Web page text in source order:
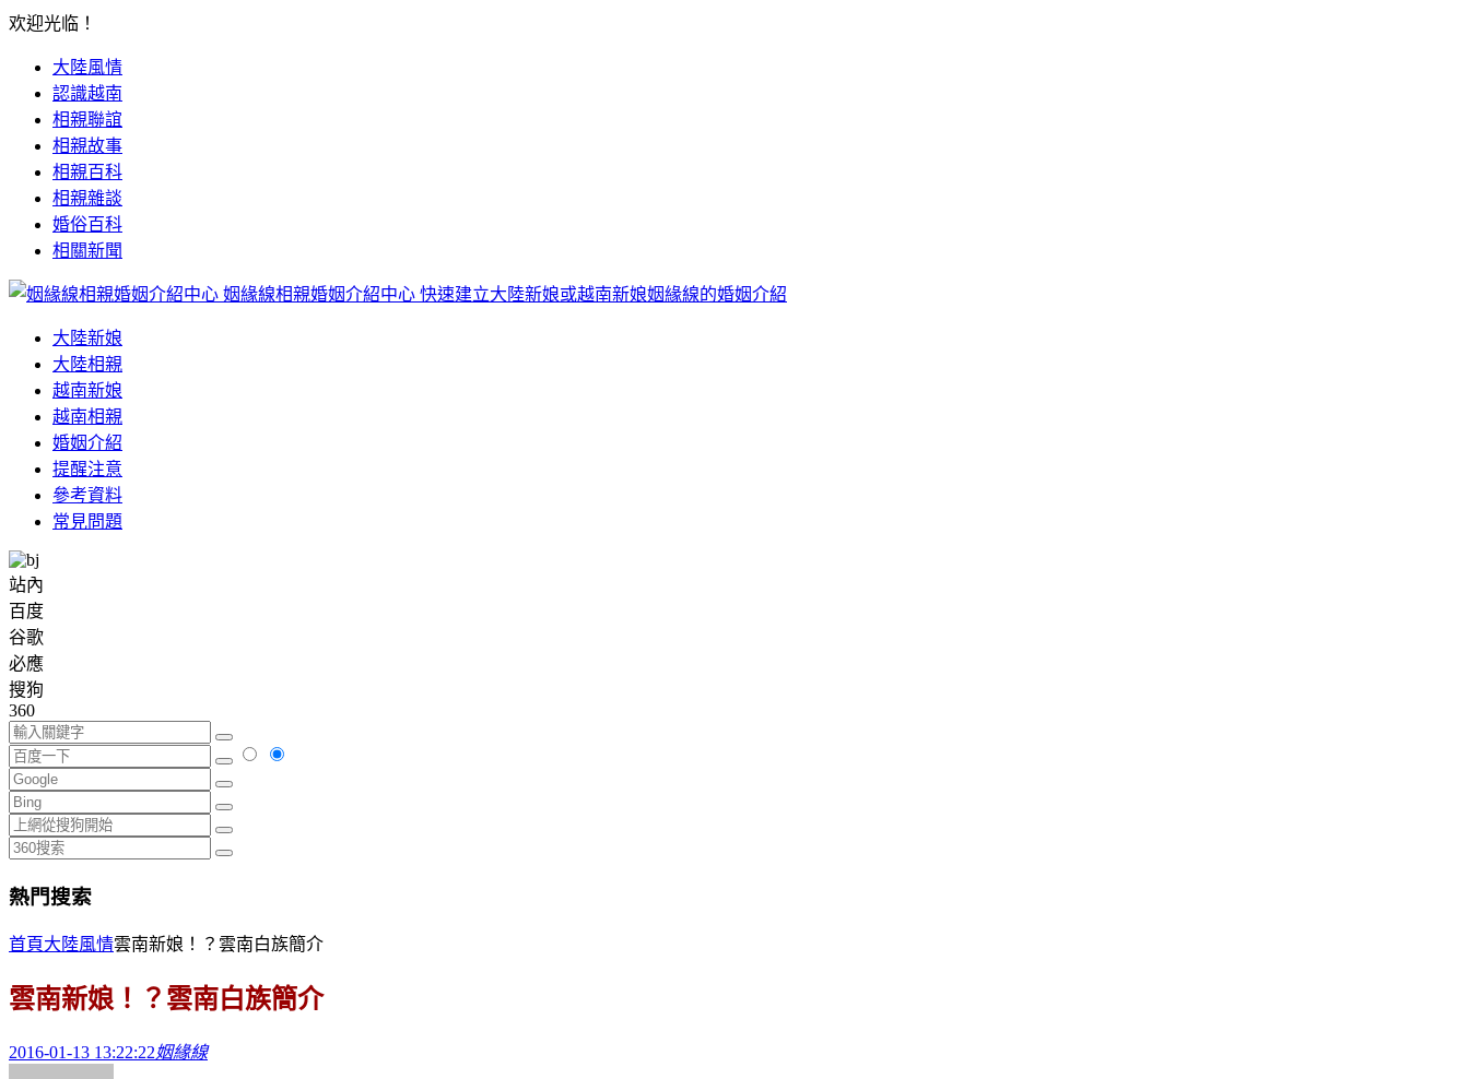
欢迎光临！
大陸風情
認識越南
相親聯誼
相親故事
相親百科
相親雜談
婚俗百科
相關新聞
姻緣線相親婚姻介紹中心 快速建立大陸新娘或越南新娘姻緣線的婚姻介紹
大陸新娘
大陸相親
越南新娘
越南相親
婚姻介紹
提醒注意
參考資料
常見問題
站內
百度
谷歌
必應
搜狗
360
熱門搜索
首頁大陸風情雲南新娘！？雲南白族簡介
雲南新娘！？雲南白族簡介
2016-01-13 13:22:22姻緣線